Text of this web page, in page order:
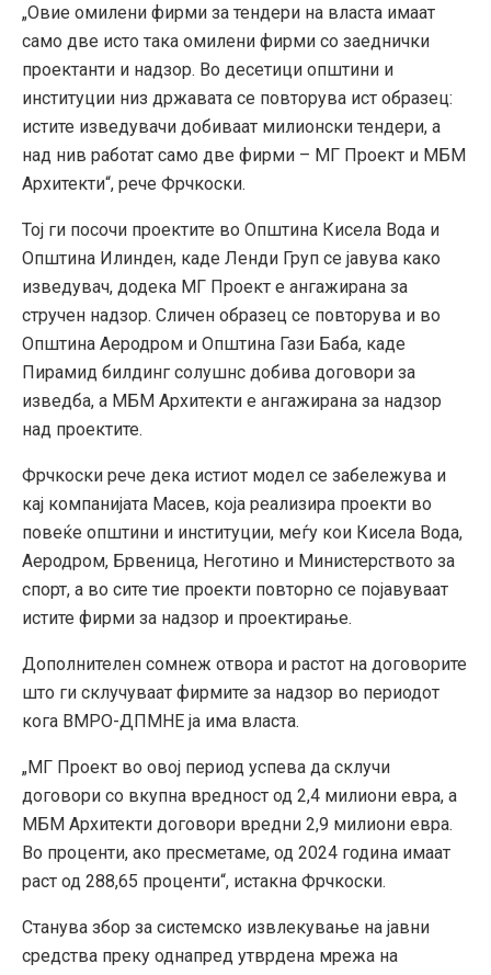
„Овие омилени фирми за тендери на власта имаат
само две исто така омилени фирми со заеднички
проектанти и надзор. Во десетици општини и
институции низ државата се повторува ист образец:
истите изведувачи добиваат милионски тендери, а
над нив работат само две фирми – МГ Проект и МБМ
Архитекти“, рече Фрчкоски.
Тој ги посочи проектите во Општина Кисела Вода и
Општина Илинден, каде Ленди Груп се јавува како
изведувач, додека МГ Проект е ангажирана за
стручен надзор. Сличен образец се повторува и во
Општина Аеродром и Општина Гази Баба, каде
Пирамид билдинг солушнс добива договори за
изведба, а МБМ Архитекти е ангажирана за надзор
над проектите.
Фрчкоски рече дека истиот модел се забележува и
кај компанијата Масев, која реализира проекти во
повеќе општини и институции, меѓу кои Кисела Вода,
Аеродром, Брвеница, Неготино и Министерството за
спорт, а во сите тие проекти повторно се појавуваат
истите фирми за надзор и проектирање.
Дополнителен сомнеж отвора и растот на договорите
што ги склучуваат фирмите за надзор во периодот
кога ВМРО-ДПМНЕ ја има власта.
„МГ Проект во овој период успева да склучи
договори со вкупна вредност од 2,4 милиони евра, а
МБМ Архитекти договори вредни 2,9 милиони евра.
Во проценти, ако пресметаме, од 2024 година имаат
раст од 288,65 проценти“, истакна Фрчкоски.
Станува збор за системско извлекување на јавни
средства преку однапред утврдена мрежа на